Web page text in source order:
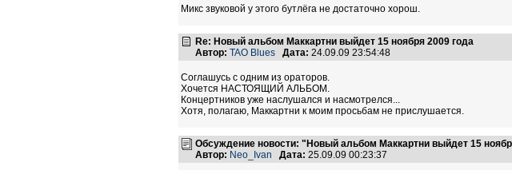
Микс звуковой у этого бутлёга не достаточно хорош.
Re: Новый альбом Маккартни выйдет 15 ноября 2009 года
Автор: TAO Blues Дата: 24.09.09 23:54:48
Соглашусь с одним из ораторов.
Хочется НАСТОЯЩИЙ АЛЬБОМ.
Концертников уже наслушался и насмотрелся...
Хотя, полагаю, Маккартни к моим просьбам не прислушается.
Обсуждение новости: "Новый альбом Маккартни выйдет 15
Автор: Neo_Ivan Дата: 25.09.09 00:23:37